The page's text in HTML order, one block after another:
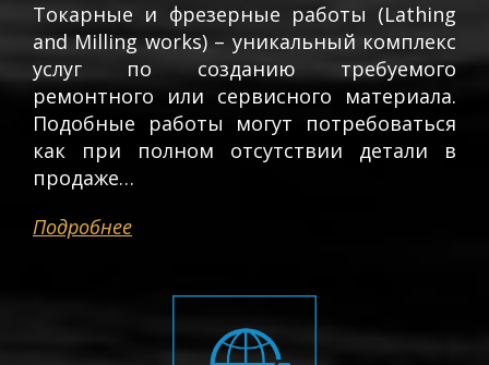
Токарные и фрезерные работы (Lathing
and Milling works) – уникальный комплекс
услуг по созданию требуемого
ремонтного или сервисного материала.
Подобные работы могут потребоваться
как при полном отсутствии детали в
продаже…
Подробнее